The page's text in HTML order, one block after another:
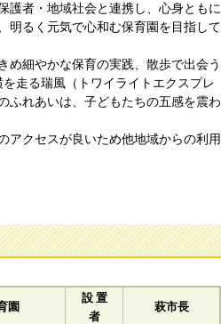
護者・地域社会と連携し、心身ともに
明るく元気で心和む保育園を目指して
め細やかな保育の実践、散歩で出会う
走る瑞風（トワイライトエクスプレ
ふれあいは、子どもたちの五感を震わ
アクセスが良いため他地域からの利用
園
設 置
者
萩市長